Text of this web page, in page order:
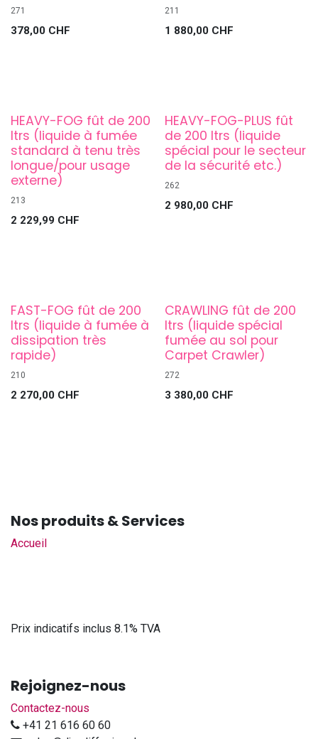
271
378,00 CHF
211
1 880,00CHF
HEAVY-FOG fût de 200
ltrs (liquide à fumée
standard à tenu très
longue/pour usage
externe)
213
2 229,99 CHF
HEAVY-FOG-PLUS fût
de 200 ltrs (liquide
spécial pour le secteur
de la sécurité etc.)
262
2 980,00CHF
FAST-FOG fût de 200
ltrs (liquide à fumée à
dissipation très
rapide)
210
2 270,00 CHF
CRAWLING fût de 200
ltrs (liquide spécial
fumée au sol pour
Carpet Crawler)
272
3 380,00CHF
Nos produits & Services
Accueil
Prix indicatifs inclus 8.1% TVA
Rejoignez-nous
Contactez-nous
+41 21 616 60 60